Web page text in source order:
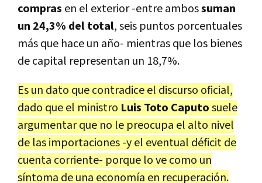
compras en el exterior -entre ambossuman
un 24,3% del total, seis puntos porcentuales
más que hace un año- mientras que los bienes
de capital representan un 18,7%.
Es un dato que contradice el discurso oficial,
dado que el ministro Luis Toto Caputosuele
argumentar que no le preocupa el alto nivel
de las importaciones -y el eventual déficit de
cuenta corriente- porque lo ve como un
síntoma de una economía en recuperación.